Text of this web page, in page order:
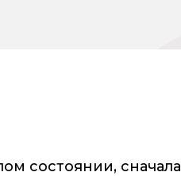
состоянии, сначала